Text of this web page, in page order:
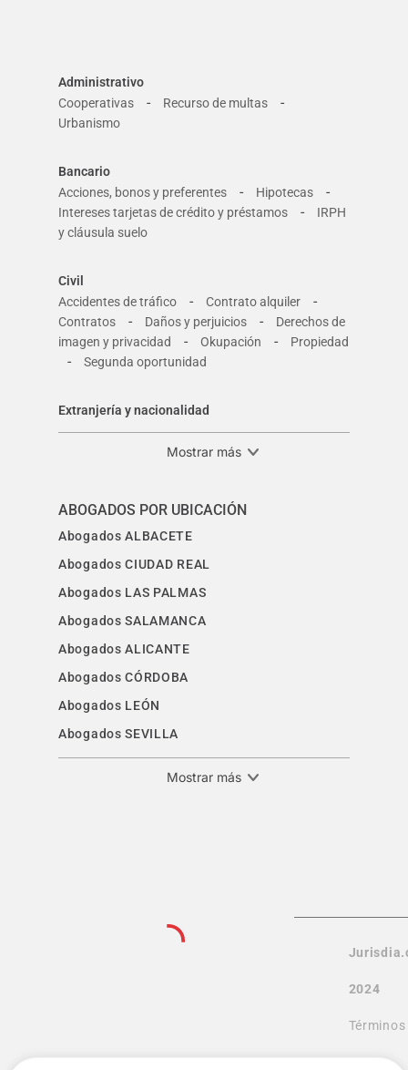
Administrativo
Cooperativas
- Recurso de multas -
Urbanismo
Bancario
Acciones, bonos y preferentes
- Hipotecas -
Intereses tarjetas de crédito y préstamos -
IRPH
y cláusula suelo
Civil
Accidentes de tráfico
- Contrato alquiler -
Contratos - Daños y perjuicios -
Derechos de
imagen y privacidad
- Okupación - Propiedad
- Segunda oportunidad
Extranjería y nacionalidad
Mostrar más
ABOGADOS POR UBICACIÓN
Abogados ALBACETE
Abogados CIUDAD REAL
Abogados LAS PALMAS
Abogados SALAMANCA
Abogados ALICANTE
Abogados CÓRDOBA
Abogados LEÓN
Abogados SEVILLA
Mostrar más
2024
Términos
y